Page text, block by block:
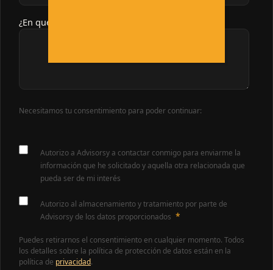
¿En qué podemos ayudarte?
Necesitamos tu consentimiento para poder continuar:
Autorizo a Advisorsy a contactar conmigo para enviarme la
información que he solicitado y aquella otra relacionada que
pueda ser de mi interés
Autorizo al almacenamiento y tratamiento por parte de
Advisorsy de los datos proporcionados *
Puedes retirarnos el consentimiento en cualquier momento. Todos
los detalles sobre la política de protección de datos están en la
política de privacidad.